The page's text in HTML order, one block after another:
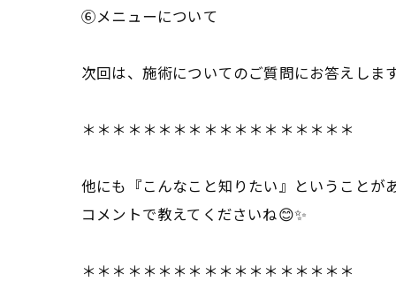
⑥メニューについて
次回は、施術についてのご質問にお答えしま
＊＊＊＊＊＊＊＊＊＊＊＊＊＊＊＊＊＊
他にも『こんなこと知りたい』ということが
コメントで教えてくださいね😊✨
＊＊＊＊＊＊＊＊＊＊＊＊＊＊＊＊＊＊